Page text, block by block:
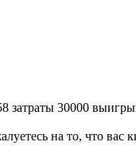
затраты 30000
на то, что вас